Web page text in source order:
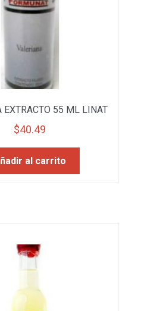
EXTRACTO 55 ML LINAT
$40.49
al carrito